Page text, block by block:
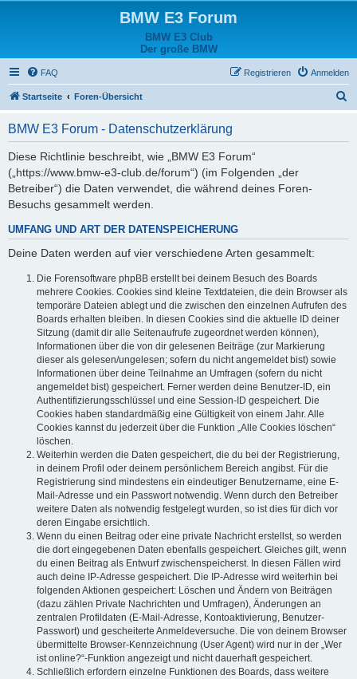
BMW E3 Forum
BMW E3 Club
Der große BMW
FAQ Anmelden
Registrieren
Startseite Foren-Übersicht
BMW E3 Forum - Datenschutzerklärung
Diese Richtlinie beschreibt, wie „BMW E3 Forum“
(„https://www.bmw-e3-club.de/forum“) (im Folgenden „der
Betreiber“) die Daten verwendet, die während deines Foren-
Besuchs gesammelt werden.
UMFANG UND ART DER DATENSPEICHERUNG
Deine Daten werden auf vier verschiedene Arten gesammelt:
Die Forensoftware phpBB erstellt bei deinem Besuch des Boards
mehrere Cookies. Cookies sind kleine Textdateien, die dein Browser als
temporäre Dateien ablegt und die zwischen den einzelnen Aufrufen des
Boards erhalten bleiben. In diesen Cookies sind die aktuelle ID deiner
Sitzung (damit dir alle Seitenaufrufe zugeordnet werden können),
Informationen über die von dir gelesenen Beiträge (zur Markierung
dieser als gelesen/ungelesen; sofern du nicht angemeldet bist) sowie
Informationen über deine Teilnahme an Umfragen (sofern du nicht
angemeldet bist) gespeichert. Ferner werden deine Benutzer-ID, ein
Authentifizierungsschlüssel und eine Session-ID gespeichert. Die
Cookies haben standardmäßig eine Gültigkeit von einem Jahr. Alle
Cookies kannst du jederzeit über die Funktion „Alle Cookies löschen“
löschen.
Weiterhin werden die Daten gespeichert, die du bei der Registrierung,
in deinem Profil oder deinem persönlichem Bereich angibst. Für die
Registrierung sind mindestens ein eindeutiger Benutzername, eine E-
Mail-Adresse und ein Passwort notwendig. Wenn durch den Betreiber
weitere Daten als notwendig festgelegt wurden, so ist dies für dich vor
deren Eingabe ersichtlich.
Wenn du einen Beitrag oder eine private Nachricht erstellst, so werden
die dort eingegebenen Daten ebenfalls gespeichert. Gleiches gilt, wenn
du einen Beitrag als Entwurf zwischenspeicherst. In diesen Fällen wird
auch deine IP-Adresse gespeichert. Die IP-Adresse wird weiterhin bei
folgenden Aktionen gespeichert: Löschen und Ändern von Beiträgen
(dazu zählen Private Nachrichten und Umfragen), Änderungen an
zentralen Profildaten (E-Mail-Adresse, Kontoaktivierung, Benutzer-
Passwort) und gescheiterte Anmeldeversuche. Die von deinem Browser
übermittelte Browser-Kennzeichnung (User Agent) wird nur in der „Wer
ist online?“-Funktion angezeigt und nicht dauerhaft gespeichert.
Schließlich erfordern einzelne Funktionen des Boards, dass weitere